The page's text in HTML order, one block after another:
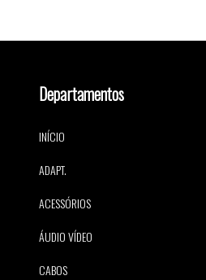
Departamentos
INÍCIO
ADAPT.
ACESSÓRIOS
ÁUDIO VÍDEO
CABOS